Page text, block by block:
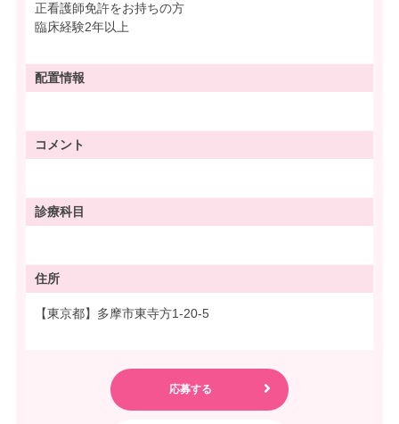
正看護師免許をお持ちの方
臨床経験2年以上
配置情報
コメント
診療科目
住所
【東京都】多摩市東寺方1-20-5